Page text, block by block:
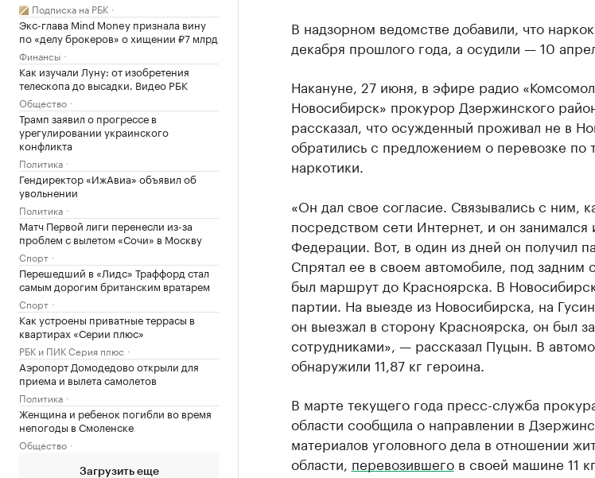
Подписка на РБК
Экс-глава Mind Money признала вину
по «делу брокеров» о хищении ₽7 млрд
Финансы
Как изучали Луну: от изобретения
телескопа до высадки. Видео РБК
Общество
Трамп заявил о прогрессе в
урегулировании украинского
конфликта
Политика
Гендиректор «ИжАвиа» объявил об
увольнении
Политика
Матч Первой лиги перенесли из-за
проблем с вылетом «Сочи» в Москву
Спорт
Перешедший в «Лидс» Траффорд стал
самым дорогим британским вратарем
Спорт
Как устроены приватные террасы в
квартирах «Серии плюс»
РБК и ПИК Серия плюс
Аэропорт Домодедово открыли для
приема и вылета самолетов
Политика
Женщина и ребенок погибли во время
непогоды в Смоленске
Общество
Загрузить еще
В надзорном ведомстве добавили, что
декабря прошлого года, а осудили — 10
Накануне, 27 июня, в эфире радио
Новосибирск» прокурор Дзержинского
рассказал, что осужденный проживал не в
обратились с предложением о перевозке по
наркотики.
«Он дал свое согласие. Связывались с ним,
посредством сети Интернет, и он занимался
Федерации. Вот, в один из дней он получил
Спрятал ее в своем автомобиле, под задним
был маршрут до Красноярска. В
партии. На выезде из Новосибирска, на
он выезжал в сторону Красноярска, он был
сотрудниками», — рассказал Пуцын. В
обнаружили 11,87 кг героина.
В марте текущего года пресс-служба
области сообщила о направлении в
материалов уголовного дела в отношении
области, перевозившегов своей машине 11